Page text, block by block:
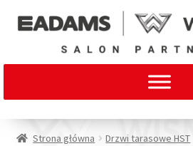
Strona główna Drzwi tarasowe HST